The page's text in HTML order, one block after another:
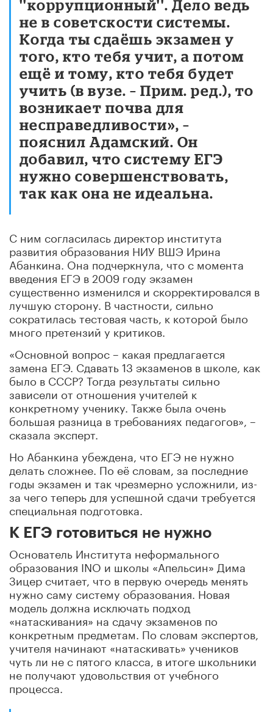
''коррупционный''. Дело ведь
не в советскости системы.
Когда ты сдаёшь экзамен у
того, кто тебя учит, а потом
ещё и тому, кто тебя будет
учить (в вузе. – Прим. ред.), то
возникает почва для
несправедливости», –
пояснил Адамский. Он
добавил, что систему ЕГЭ
нужно совершенствовать,
так как она не идеальна.
С ним согласилась директор института
развития образования НИУ ВШЭ Ирина
Абанкина. Она подчеркнула, что с момента
введения ЕГЭ в 2009 году экзамен
существенно изменился и скорректировался в
лучшую сторону. В частности, сильно
сократилась тестовая часть, к которой было
много претензий у критиков.
«Основной вопрос – какая предлагается
замена ЕГЭ. Сдавать 13 экзаменов в школе, как
было в СССР? Тогда результаты сильно
зависели от отношения учителей к
конкретному ученику. Также была очень
большая разница в требованиях педагогов», –
сказала эксперт.
Но Абанкина убеждена, что ЕГЭ не нужно
делать сложнее. По её словам, за последние
годы экзамен и так чрезмерно усложнили, из-
за чего теперь для успешной сдачи требуется
специальная подготовка.
К ЕГЭ готовиться не нужно
Основатель Института неформального
образования INO и школы «Апельсин» Дима
Зицер считает, что в первую очередь менять
нужно саму систему образования. Новая
модель должна исключать подход
«натаскивания» на сдачу экзаменов по
конкретным предметам. По словам экспертов,
учителя начинают «натаскивать» учеников
чуть ли не с пятого класса, в итоге школьники
не получают удовольствия от учебного
процесса.